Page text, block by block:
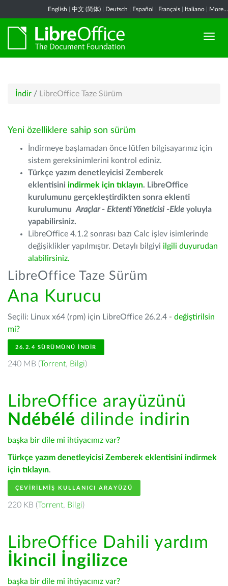
English 中文 (简体) Deutsch Español Français Italiano More...
İndir / LibreOffice Taze Sürüm
Yeni özelliklere sahip son sürüm
İndirmeye başlamadan önce lütfen bilgisayarınız için
sistem gereksinimlerini kontrol ediniz.
Türkçe yazım denetleyicisi Zemberek
eklentisini indirmek için tıklayın. LibreOffice
kurulumunu gerçekleştirdikten sonra eklenti
kurulumunu Araçlar - Ektenti Yöneticisi -Ekle yoluyla
yapabilirsiniz.
LibreOffice 4.1.2 sonrası bazı Calc işlev isimlerinde
değişiklikler yapılmıştır. Detaylı bilgiyi ilgili duyurudan
alabilirsiniz.
LibreOffice Taze Sürüm
Ana Kurucu
Seçili: Linux x64 (rpm) için LibreOffice 26.2.4 - değiştirilsin
mi?
26.2.4 SÜRÜMÜNÜ İNDIR
240 MB (Torrent, Bilgi)
LibreOffice arayüzünü
Ndébélé dilinde indirin
başka bir dile mi ihtiyacınız var?
Türkçe yazım denetleyicisi Zemberek eklentisini indirmek
için tıklayın.
ÇEVIRILMIŞ KULLANICI ARAYÜZÜ
220 KB (Torrent, Bilgi)
LibreOffice Dahili yardım
İkincil İngilizce
başka bir dile mi ihtiyacınız var?